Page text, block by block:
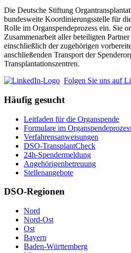
Die Deutsche Stiftung
bundesweite Koordinierungsstelle für
Rolle im Organspendeprozess ein. Sie
Zusammenarbeit aller beteiligten
einschließlich der zugehörigen
anschließenden Transport der
Transplantationszentren.
Folgen Sie uns auf
Häufig gesucht
Leitfaden für die Organspende
Formulare im
Verfahrensanweisungen
DSO-TransplantCheck
24h-Spendermeldung
Angehörigenbetreuung
Stellenangebote
DSO-Regionen
Nord
Nord-Ost
Ost
Bayern
Baden-Württemberg